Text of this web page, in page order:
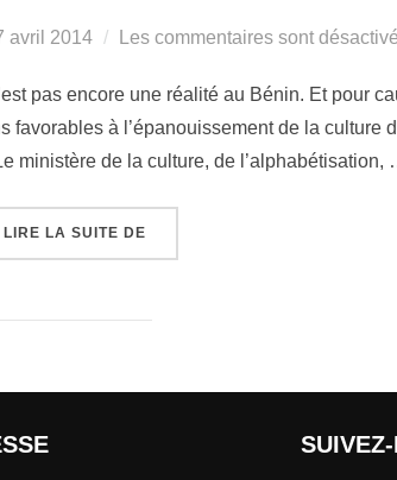
avril 2014 Les commentaires sont
pas encore une réalité au Bénin. Et pour
à l’épanouissement de la culture
ministère de la culture, de l’alphabétisation,
LIRE LA SUITE DE